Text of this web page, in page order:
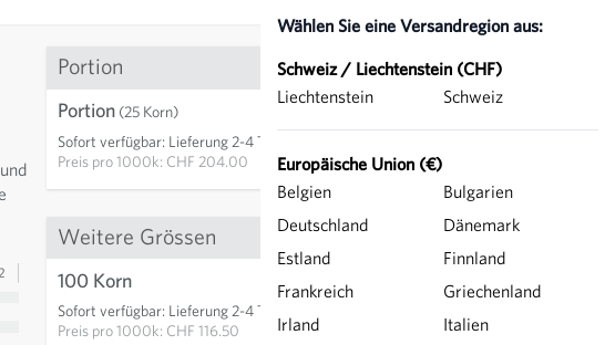
Wählen Sie eine Versandregion aus:
Schweiz / Liechtenstein (CHF)
Liechtenstein
Schweiz
Europäische Union (€)
Belgien
Bulgarien
Deutschland
Dänemark
Estland
Finnland
Frankreich
Griechenland
Irland
Italien
Portion
Portion (25 Korn)
Sofort verfügbar: Lieferung 2-4 Tage
Preis pro1000k: CHF 204.00
CHF 5.10
Weitere Grössen
100 Korn
Sofort verfügbar: Lieferung 2-4 Tage
Preis pro1000k: CHF 116.50
CHF 11.65
IN DEN WARENKORB